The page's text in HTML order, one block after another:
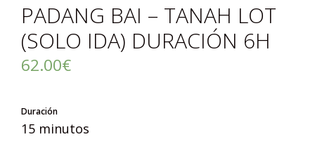
PADANG BAI – TANAH LOT
(SOLO IDA) DURACIÓN 6H
62.00€
Duración
15 minutos